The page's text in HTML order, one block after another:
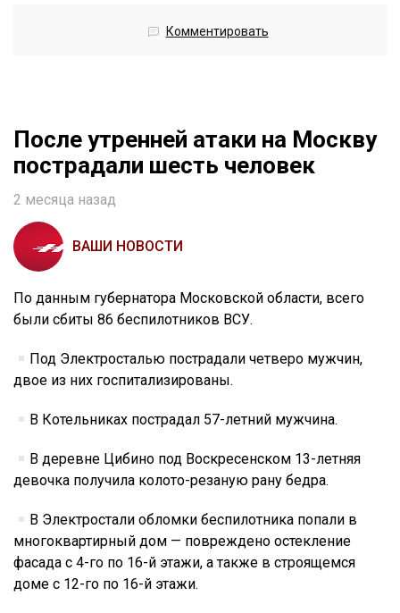
Комментировать
После утренней атаки на Москву
пострадали шесть человек
2 месяца назад
ВАШИ НОВОСТИ
По данным губернатора Московской области, всего
были сбиты 86 беспилотников ВСУ.
Под Электросталью пострадали четверо мужчин,
двое из них госпитализированы.
В Котельниках пострадал 57-летний мужчина.
В деревне Цибино под Воскресенском 13-летняя
девочка получила колото-резаную рану бедра.
В Электростали обломки беспилотника попали в
многоквартирный дом — повреждено остекление
фасада с 4-го по 16-й этажи, а также в строящемся
доме с 12-го по 16-й этажи.